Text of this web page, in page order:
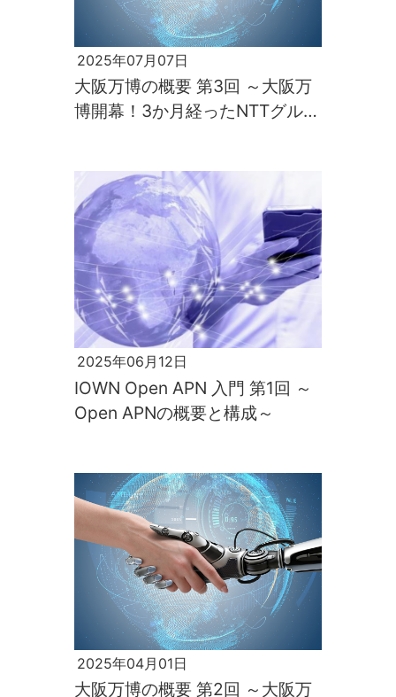
2025年07月07日
大阪万博の概要 第3回 ～大阪万
博開幕！3か月経ったNTTグルー
2025年06月12日
IOWN Open APN 入門 第1回 ～
Open APNの概要と構成～
2025年04月01日
大阪万博の概要 第2回 ～大阪万